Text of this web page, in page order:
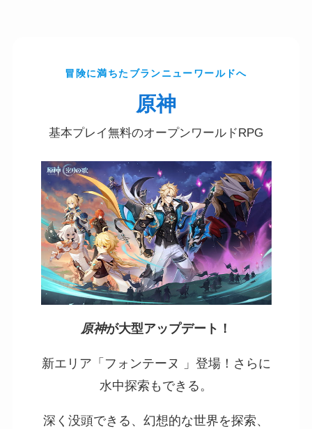
冒険に満ちたブランニューワールドへ
原神
基本プレイ無料のオープンワールドRPG
原神が大型アップデート！
新エリア「フォンテーヌ 」登場！さらに
水中探索もできる。
深く没頭できる、幻想的な世界を探索、